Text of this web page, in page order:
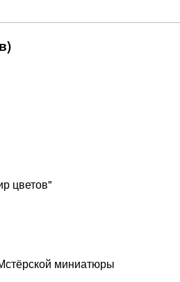
цветов"
миниатюры